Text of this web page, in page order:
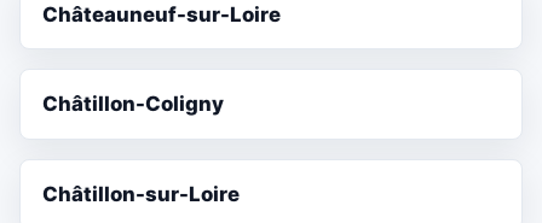
Châteauneuf-sur-Loire
Châtillon-Coligny
Châtillon-sur-Loire